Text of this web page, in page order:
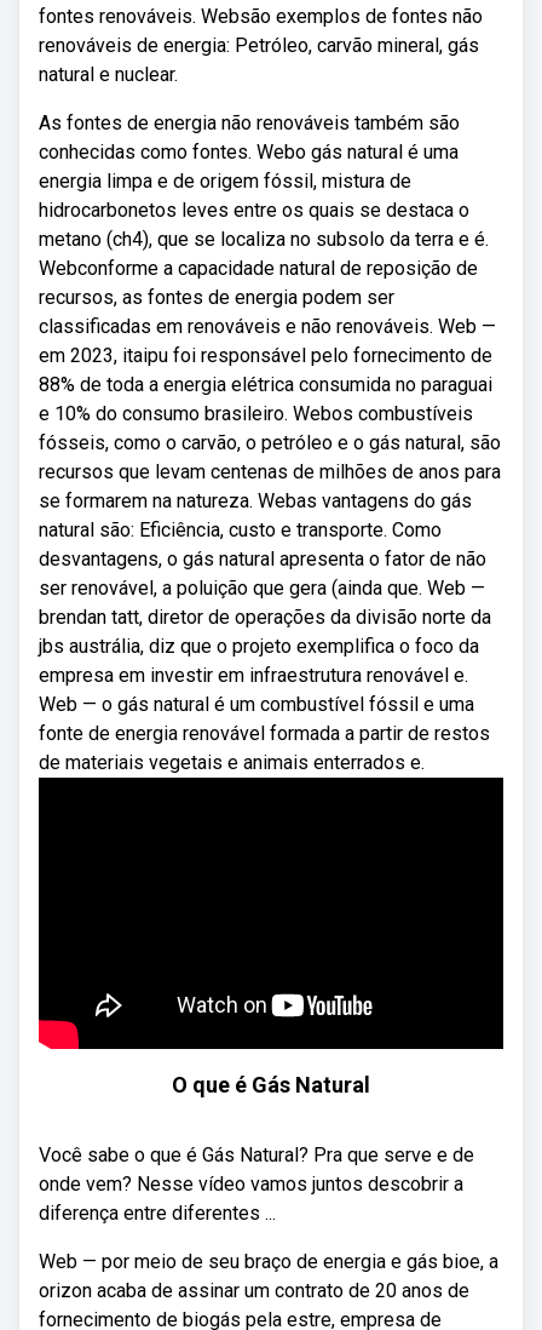
fontes renováveis. Websão exemplos de fontes não
renováveis de energia: Petróleo, carvão mineral, gás
natural e nuclear.
As fontes de energia não renováveis também são
conhecidas como fontes. Webo gás natural é uma
energia limpa e de origem fóssil, mistura de
hidrocarbonetos leves entre os quais se destaca o
metano (ch4), que se localiza no subsolo da terra e é.
Webconforme a capacidade natural de reposição de
recursos, as fontes de energia podem ser
classificadas em renováveis e não renováveis. Web —
em 2023, itaipu foi responsável pelo fornecimento de
88% de toda a energia elétrica consumida no paraguai
e 10% do consumo brasileiro. Webos combustíveis
fósseis, como o carvão, o petróleo e o gás natural, são
recursos que levam centenas de milhões de anos para
se formarem na natureza. Webas vantagens do gás
natural são: Eficiência, custo e transporte. Como
desvantagens, o gás natural apresenta o fator de não
ser renovável, a poluição que gera (ainda que. Web —
brendan tatt, diretor de operações da divisão norte da
jbs austrália, diz que o projeto exemplifica o foco da
empresa em investir em infraestrutura renovável e.
Web — o gás natural é um combustível fóssil e uma
fonte de energia renovável formada a partir de restos
de materiais vegetais e animais enterrados e.
O que é Gás Natural
Você sabe o que é Gás Natural? Pra que serve e de
onde vem? Nesse vídeo vamos juntos descobrir a
diferença entre diferentes ...
Web — por meio de seu braço de energia e gás bioe, a
orizon acaba de assinar um contrato de 20 anos de
fornecimento de biogás pela estre, empresa de